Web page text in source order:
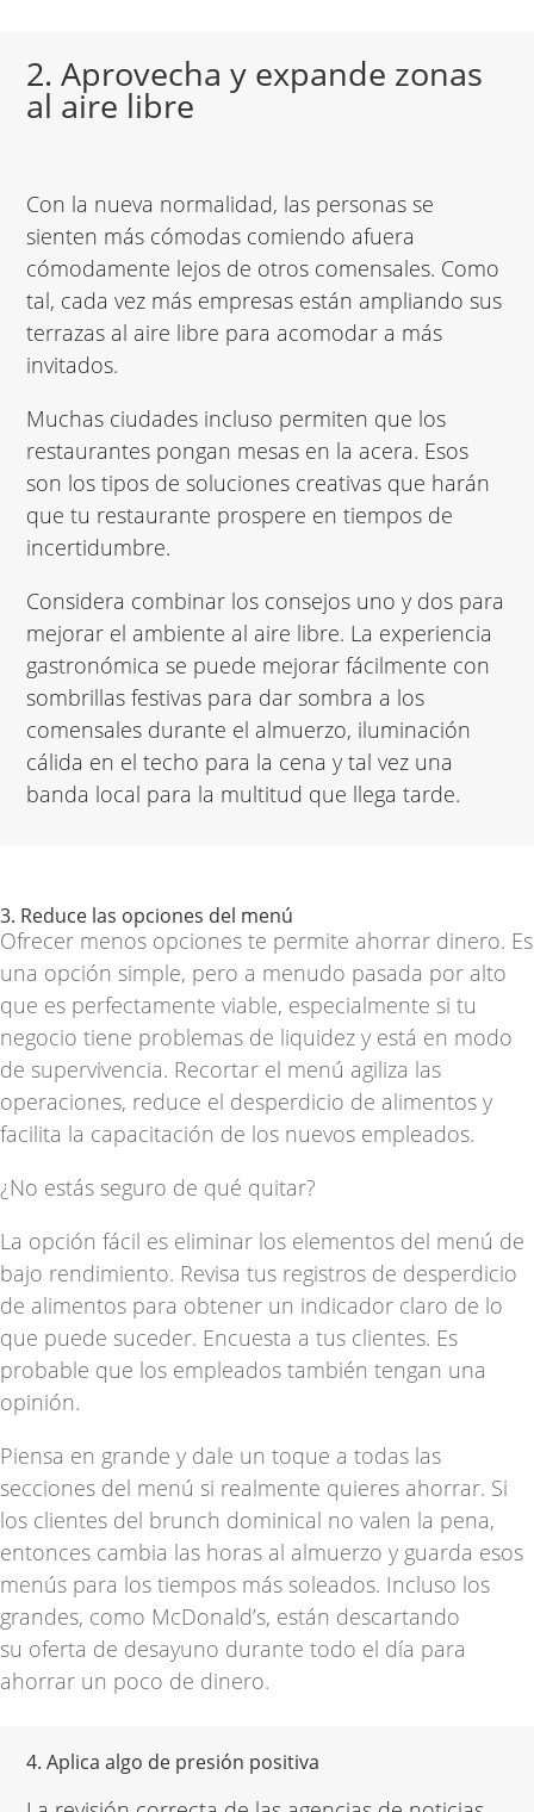
2. Aprovecha y expande zonas
al aire libre
Con la nueva normalidad, las personas se
sienten más cómodas comiendo afuera
cómodamente lejos de otros comensales. Como
tal, cada vez más empresas están ampliando sus
terrazas al aire libre para acomodar a más
invitados.
Muchas ciudades incluso permiten que los
restaurantes pongan mesas en la acera. Esos
son los tipos de soluciones creativas que harán
que tu restaurante prospere en tiempos de
incertidumbre.
Considera combinar los consejos uno y dos para
mejorar el ambiente al aire libre. La experiencia
gastronómica se puede mejorar fácilmente con
sombrillas festivas para dar sombra a los
comensales durante el almuerzo, iluminación
cálida en el techo para la cena y tal vez una
banda local para la multitud que llega tarde.
3. Reduce las opciones del menú
Ofrecer menos opciones te permite ahorrar dinero. Es
una opción simple, pero a menudo pasada por alto
que es perfectamente viable, especialmente si tu
negocio tiene problemas de liquidez y está en modo
de supervivencia. Recortar el menú agiliza las
operaciones, reduce el desperdicio de alimentos y
facilita la capacitación de los nuevos empleados.
¿No estás seguro de qué quitar?
La opción fácil es eliminar los elementos del menú de
bajo rendimiento. Revisa tus registros de desperdicio
de alimentos para obtener un indicador claro de lo
que puede suceder. Encuesta a tus clientes. Es
probable que los empleados también tengan una
opinión.
Piensa en grande y dale un toque a todas las
secciones del menú si realmente quieres ahorrar. Si
los clientes del brunch dominical no valen la pena,
entonces cambia las horas al almuerzo y guarda esos
menús para los tiempos más soleados. Incluso los
grandes, como McDonald’s, están descartando
su oferta de desayuno durante todo el día para
ahorrar un poco de dinero.
4. Aplica algo de presión positiva